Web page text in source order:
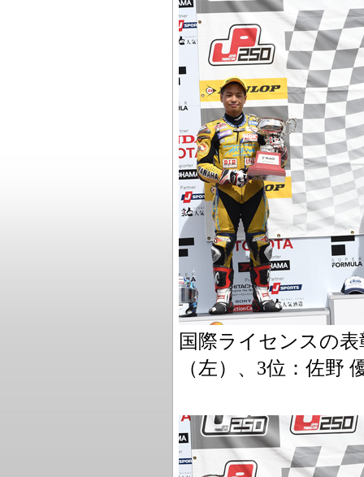
国際ライセンスの
（左）、3位：佐野